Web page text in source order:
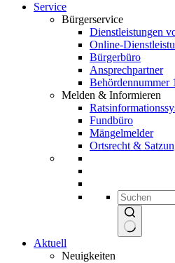
Service
Bürgerservice
Dienstleistungen
Online-
Bürgerbüro
Ansprechpartner
Behördennummer
Melden & Informieren
Fundbüro
Mängelmelder
Ortsrecht &
Aktuell
Neuigkeiten